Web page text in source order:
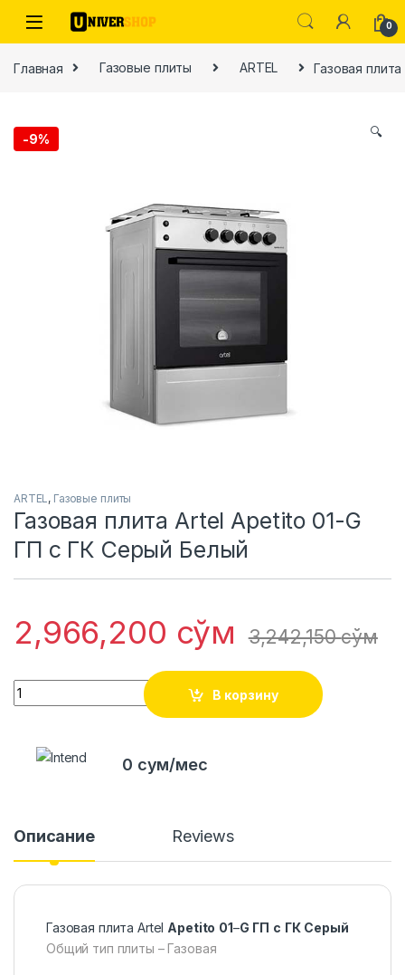
Skip to navigation
Skip to content
0
Главная Газовые плиты ARTEL Газовая
-9% 🔍
ARTEL, Газовые плиты
Газовая плита Artel Apetito 01-G
ГП c ГК Серый Белый
2,966,200 сўм 3,242,150сўм
Quantity
В корзину
0 сум/мес
Описание Reviews
Газовая плита Artel Apetito 01–G ГП c ГК Серый
Общий тип плиты – Газовая